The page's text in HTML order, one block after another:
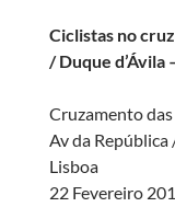
Ciclistas no
/ Duque d’Ávila
Cruzamento
Av da República
Lisboa
22 Fevereiro